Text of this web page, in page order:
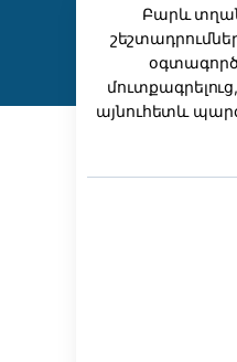
Բարև
այնուհետև